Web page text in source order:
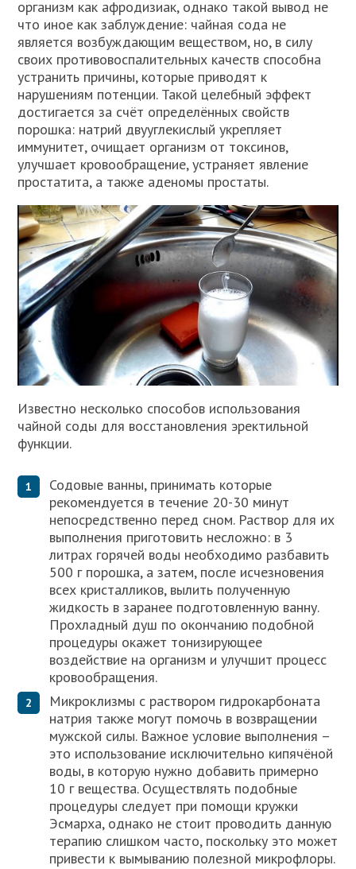
организм как афродизиак, однако такой вывод не
что иное как заблуждение: чайная сода не
является возбуждающим веществом, но, в силу
своих противовоспалительных качеств способна
устранить причины, которые приводят к
нарушениям потенции. Такой целебный эффект
достигается за счёт определённых свойств
порошка: натрий двууглекислый укрепляет
иммунитет, очищает организм от токсинов,
улучшает кровообращение, устраняет явление
простатита, а также аденомы простаты.
Известно несколько способов использования
чайной соды для восстановления эректильной
функции.
Содовые ванны, принимать которые
рекомендуется в течение 20-30 минут
непосредственно перед сном. Раствор для их
выполнения приготовить несложно: в 3
литрах горячей воды необходимо разбавить
500 г порошка, а затем, после исчезновения
всех кристалликов, вылить полученную
жидкость в заранее подготовленную ванну.
Прохладный душ по окончанию подобной
процедуры окажет тонизирующее
воздействие на организм и улучшит процесс
кровообращения.
Микроклизмы с раствором гидрокарбоната
натрия также могут помочь в возвращении
мужской силы. Важное условие выполнения –
это использование исключительно кипячёной
воды, в которую нужно добавить примерно
10 г вещества. Осуществлять подобные
процедуры следует при помощи кружки
Эсмарха, однако не стоит проводить данную
терапию слишком часто, поскольку это может
привести к вымыванию полезной микрофлоры.